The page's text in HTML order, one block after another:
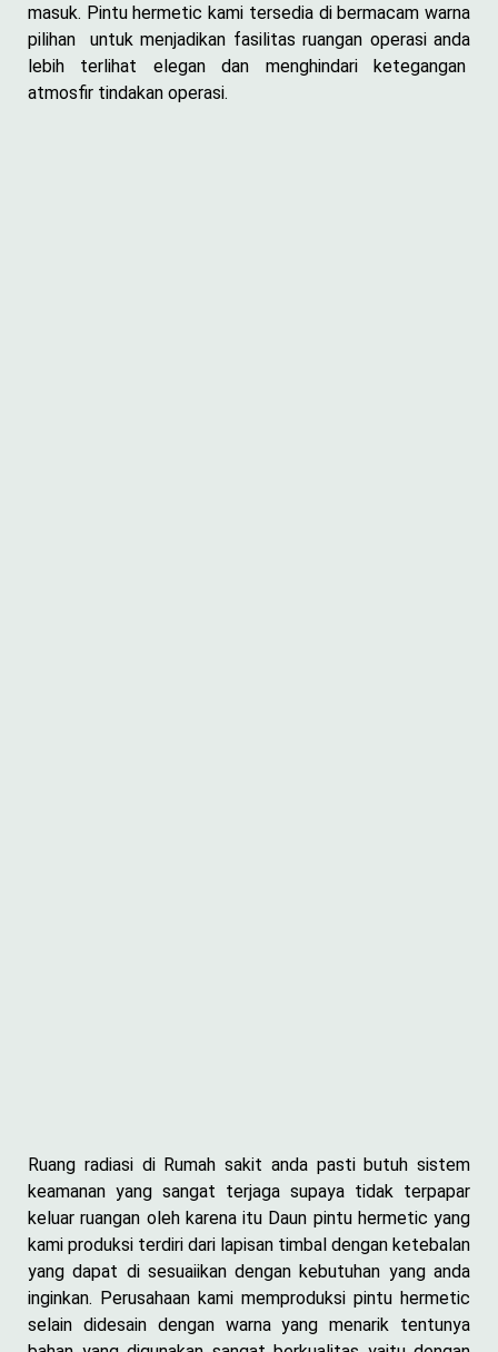
masuk. Pintu hermetic kami tersedia di bermacam warna
pilihan untuk menjadikan fasilitas ruangan operasi anda
lebih terlihat elegan dan menghindari ketegangan
atmosfir tindakan operasi.
Ruang radiasi di Rumah sakit anda pasti butuh sistem
keamanan yang sangat terjaga supaya tidak terpapar
keluar ruangan oleh karena itu Daun pintu hermetic yang
kami produksi terdiri dari lapisan timbal dengan ketebalan
yang dapat di sesuaiikan dengan kebutuhan yang anda
inginkan. Perusahaan kami memproduksi pintu hermetic
selain didesain dengan warna yang menarik tentunya